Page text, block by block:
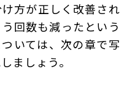
方が正しく改善され
回数も減ったという
いては、次の章で写
ましょう。